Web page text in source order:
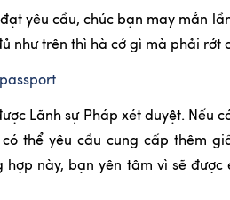
đạt yêu cầu, chúc bạn may mắn
như trên thì hà cớ gì mà phải rớt
Lãnh sự Pháp xét duyệt. Nếu
thể yêu cầu cung cấp thêm
hợp này, bạn yên tâm vì sẽ